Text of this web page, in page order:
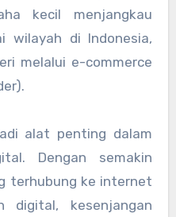
kecil menjangkau
wilayah di Indonesia,
melalui e-commerce
alat penting dalam
Dengan semakin
terhubung ke internet
digital, kesenjangan